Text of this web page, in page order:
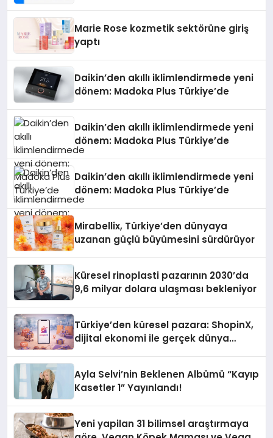
Marie Rose kozmetik sektörüne giriş
yaptı
Daikin’den akıllı iklimlendirmede yeni
dönem: Madoka Plus Türkiye’de
Daikin’den akıllı iklimlendirmede yeni
dönem: Madoka Plus Türkiye’de
Daikin’den akıllı iklimlendirmede yeni
dönem: Madoka Plus Türkiye’de
Mirabellix, Türkiye’den dünyaya
uzanan güçlü büyümesini sürdürüyor
Küresel rinoplasti pazarının 2030’da
9,6 milyar dolara ulaşması bekleniyor
Türkiye’den küresel pazara: ShopinX,
dijital ekonomi ile gerçek dünya
Ayla Selvi’nin Beklenen Albümü “Kayıp
Kasetler 1” Yayınlandı!
Yeni yapilan 31 bilimsel araştırmaya